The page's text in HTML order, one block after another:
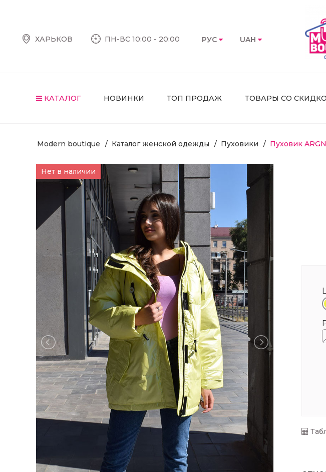
ХАРЬКОВ ПН-ВС 10:00 - 20:00 РУС UAH
КАТАЛОГ НОВИНКИ ТОП ПРОДАЖ ТОВАРЫ СО
Modern boutique Каталог женской одежды Пуховики Пуховик
Нет в наличии